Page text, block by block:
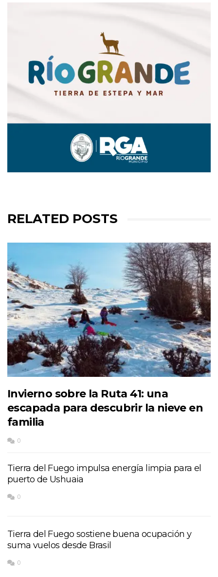
RELATED POSTS
Invierno sobre la Ruta 41: una
escapada para descubrir la nieve en
familia
0
Tierra del Fuego impulsa energía limpia para el
puerto de Ushuaia
0
Tierra del Fuego sostiene buena ocupación y
suma vuelos desde Brasil
0